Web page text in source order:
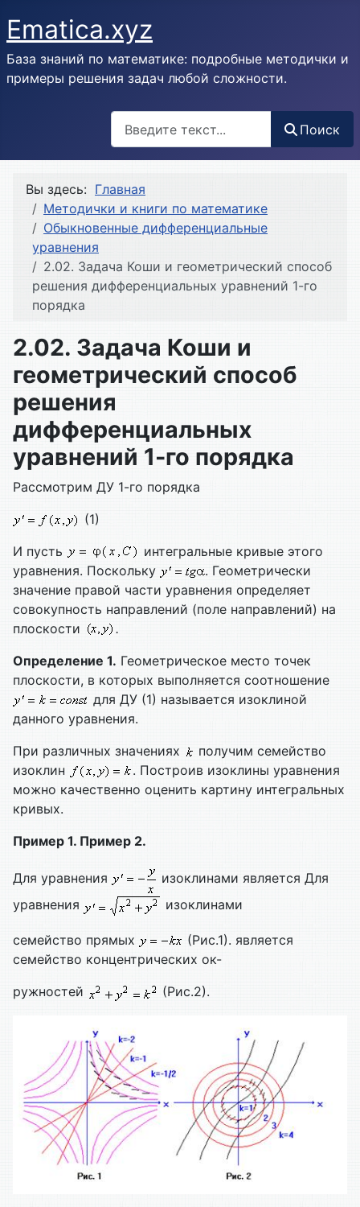
Ematica.xyz
База знаний по математике: подробные методички и
примеры решения задач любой сложности.
Поиск
Вы здесь: Главная
Методички и книги по математике
Обыкновенные дифференциальные
уравнения
2.02. Задача Коши и геометрический способ
решения дифференциальных уравнений 1-го
порядка
2.02. Задача Коши и
геометрический способ
решения
дифференциальных
уравнений 1-го порядка
Рассмотрим ДУ 1-го порядка
(1)
И пусть
интегральные кривые этого
уравнения. Поскольку
. Геометрически
значение правой части уравнения определяет
совокупность направлений (поле направлений) на
плоскости
.
Определение 1. Геометрическое место точек
плоскости, в которых выполняется соотношение
для ДУ (1) называется изоклиной
данного уравнения.
При различных значениях
получим семейство
изоклин
. Построив изоклины уравнения
можно качественно оценить картину интегральных
кривых.
Пример 1. Пример 2.
Для уравнения
изоклинами является Для
уравнения
изоклинами
семейство прямых
(Рис.1). является
семейство концентрических ок-
ружностей
(Рис.2).